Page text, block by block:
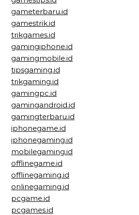
gameterbaru.id
gamestrik.id
trikgames.id
gamingiphone.id
gamingmobile.id
tipsgaming.id
trikgaming.id
gamingpc.id
gamingandroid.id
gamingterbaru.id
iphonegame.id
iphonegaming.id
mobilegaming.id
offlinegame.id
offlinegaming.id
onlinegaming.id
pcgame.id
pcgames.id